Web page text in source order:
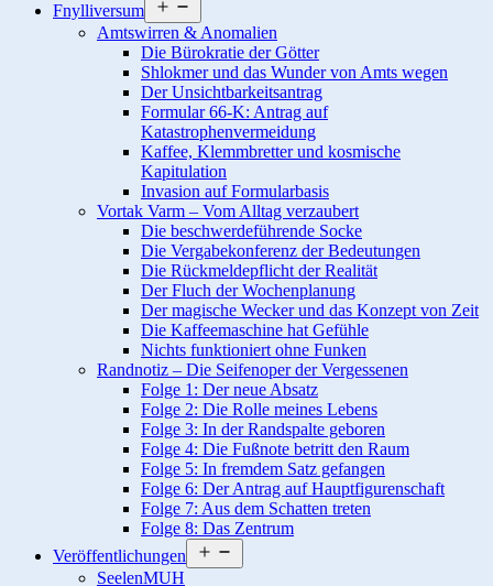
Fnylliversum
öffnen
Amtswirren & Anomalien
Die Bürokratie der Götter
Shlokmer und das Wunder von Amts wegen
Der Unsichtbarkeitsantrag
Formular 66-K: Antrag auf
Katastrophenvermeidung
Kaffee, Klemmbretter und kosmische
Kapitulation
Invasion auf Formularbasis
Vortak Varm – Vom Alltag verzaubert
Die beschwerdeführende Socke
Die Vergabekonferenz der Bedeutungen
Die Rückmeldepflicht der Realität
Der Fluch der Wochenplanung
Der magische Wecker und das Konzept von Zeit
Die Kaffeemaschine hat Gefühle
Nichts funktioniert ohne Funken
Randnotiz – Die Seifenoper der Vergessenen
Folge 1: Der neue Absatz
Folge 2: Die Rolle meines Lebens
Folge 3: In der Randspalte geboren
Folge 4: Die Fußnote betritt den Raum
Folge 5: In fremdem Satz gefangen
Folge 6: Der Antrag auf Hauptfigurenschaft
Folge 7: Aus dem Schatten treten
Folge 8: Das Zentrum
Veröffentlichungen
öffnen
SeelenMUH